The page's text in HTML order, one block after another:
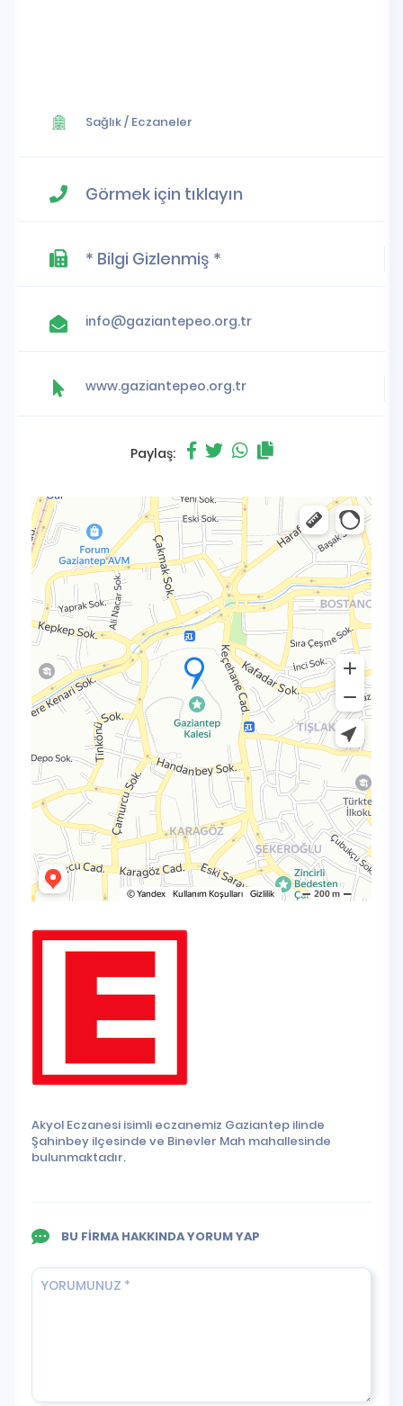
Sağlık/ Eczaneler
Görmek için tıklayın
* Bilgi Gizlenmiş *
info@gaziantepeo.org.tr
www.gaziantepeo.org.tr
Paylaş:
Akyol Eczanesi isimli eczanemiz Gaziantep ilinde
Şahinbey ilçesinde ve Binevler Mah mahallesinde
bulunmaktadır.
BU FİRMA HAKKINDA YORUM YAP